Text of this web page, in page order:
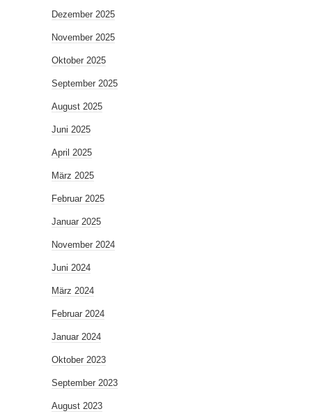
Dezember 2025
November 2025
Oktober 2025
September 2025
August 2025
Juni 2025
April 2025
März 2025
Februar 2025
Januar 2025
November 2024
Juni 2024
März 2024
Februar 2024
Januar 2024
Oktober 2023
September 2023
August 2023